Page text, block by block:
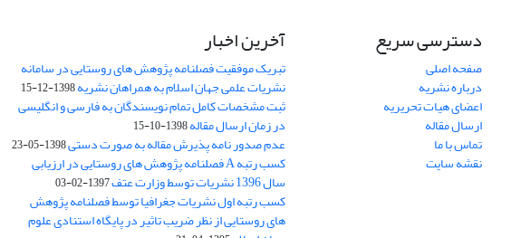
دسترسی سریع
صفحه اصلی
درباره نشریه
اعضای هیات تحریریه
ارسال مقاله
تماس با ما
نقشه سایت
آخرین اخبار
تبریک موفقیت فصلنامه پژوهش های روستایی در سامانه
نشریات علمی جهان اسلام به همراهان نشریه1398-12-15
ثبت مشخصات کامل تمام نویسندگان به فارسی و انگلیسی
در زمان ارسال مقاله1398-10-15
عدم صدور نامه پذیرش مقاله به صورت دستی1398-05-23
کسب رتبه A فصلنامه پژوهش های روستایی در ارزیابی
سال 1396 نشریات توسط وزارت عتف 1397-02-03
کسب رتبه اول نشریات جغرافیا توسط فصلنامه پژوهش
های روستایی از نظر ضریب تاثیر در پایگاه استنادی علوم